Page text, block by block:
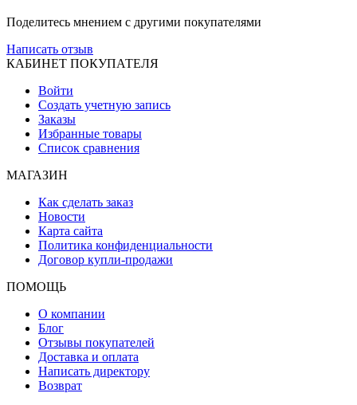
Поделитесь мнением с другими покупателями
Написать отзыв
КАБИНЕТ ПОКУПАТЕЛЯ
Войти
Создать учетную запись
Заказы
Избранные товары
Список сравнения
МАГАЗИН
Как сделать заказ
Новости
Карта сайта
Политика конфиденциальности
Договор купли-продажи
ПОМОЩЬ
О компании
Блог
Отзывы покупателей
Доставка и оплата
Написать директору
Возврат